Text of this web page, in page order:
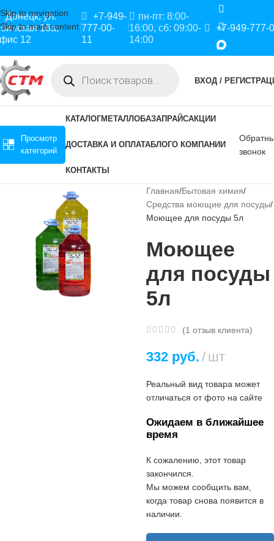
Skip to navigation
Skip to main content
Донецк, ул.
16а,
12
+7-949-
777-00-
11
пн-пт: 8:00-
16:00, сб: 09:00-
14:00
+7-949-777-
ВХОД /
Просмотр
категорий
КАТАЛОГМЕТАЛЛОБАЗАПРАЙСАКЦИИ
ДОСТАВКА И ОПЛАТАБЛОГО КОМПАНИИ
КОНТАКТЫ
звонок
Главная Бытовая химия
Средства моющие для посуды
Моющее для посуды 5л
Моющее
для посуды
5л
(1 отзыв клиента)
332руб. шт
Реальный вид товара может
отличаться от фото на сайте
Ожидаем в ближайшее
время
К сожалению, этот товар
закончился.
Мы можем сообщить вам,
когда товар снова появится в
наличии.